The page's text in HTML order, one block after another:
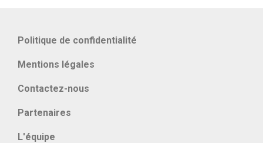
Politique de confidentialité
Mentions légales
Contactez-nous
Partenaires
L'équipe